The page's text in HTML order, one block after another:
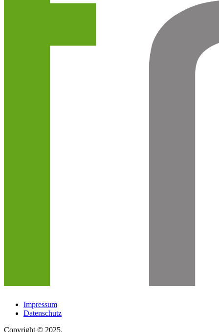
Impressum
Datenschutz
Copyright © 2025.